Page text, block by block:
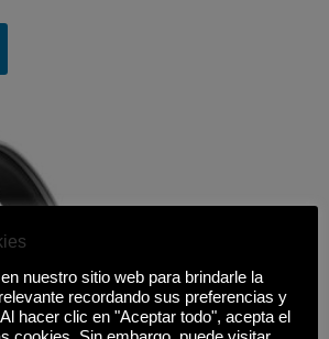
nuestro sitio web para brindarle la
recordando sus preferencias y
hacer clic en "Aceptar todo", acepta el